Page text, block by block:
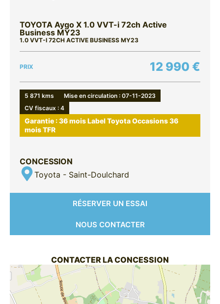
TOYOTA Aygo X 1.0 VVT-i 72ch Active
Business MY23
1.0 VVT-I 72CH ACTIVE BUSINESS MY23
PRIX 12 990 €
5 871 kms
Mise en circulation : 07-11-2023
CV fiscaux : 4
Garantie : 36 mois Label Toyota Occasions 36
mois TFR
CONCESSION
Toyota - Saint-Doulchard
RÉSERVER UN ESSAI
NOUS CONTACTER
CONTACTER LA CONCESSION